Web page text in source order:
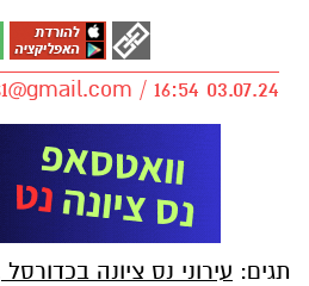
/ 16:54 03.07.24
תגים: עירוני נס ציונה בכדורסל